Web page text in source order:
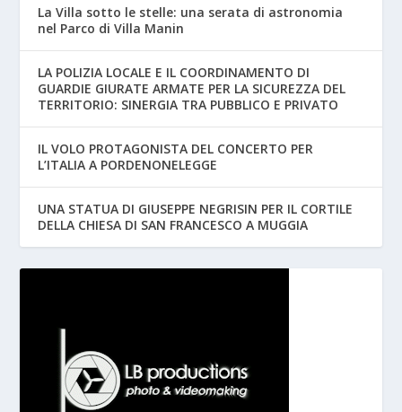
La Villa sotto le stelle: una serata di astronomia
nel Parco di Villa Manin
LA POLIZIA LOCALE E IL COORDINAMENTO DI
GUARDIE GIURATE ARMATE PER LA SICUREZZA DEL
TERRITORIO: SINERGIA TRA PUBBLICO E PRIVATO
IL VOLO PROTAGONISTA DEL CONCERTO PER
L’ITALIA A PORDENONELEGGE
UNA STATUA DI GIUSEPPE NEGRISIN PER IL CORTILE
DELLA CHIESA DI SAN FRANCESCO A MUGGIA